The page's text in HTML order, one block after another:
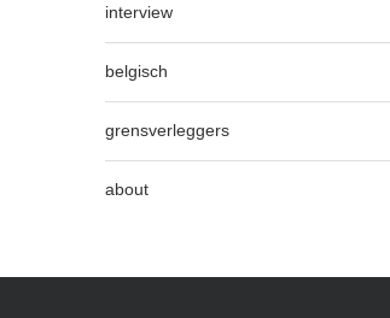
interview
belgisch
grensverleggers
about